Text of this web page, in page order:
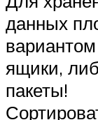
данных
ящики,
пакеты!